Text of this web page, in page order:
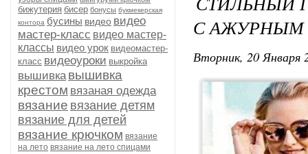
бижутерия бисер бонусы букмекерская
контора бусины видео видео
мастер-класс видео мастер-
классы видео урок видеомастер-
класс видеоуроки выкройка
вышивка вышивка
крестом вязаная одежда
вязание вязание детям
вязание для детей
вязание крючком вязание
на лето вязание на лето спицами
С АЖУРНЫМ
Вторник, 20 Января